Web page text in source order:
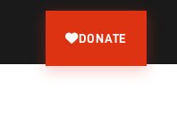
DONATE